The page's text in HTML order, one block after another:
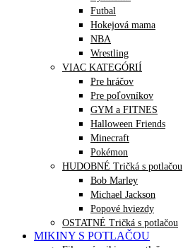
Futbal
Hokejová mama
NBA
Wrestling
VIAC KATEGÓRIÍ
Pre hráčov
Pre poľovníkov
GYM a FITNES
Halloween Friends
Minecraft
Pokémon
HUDOBNÉ Tričká s potlačou
Bob Marley
Michael Jackson
Popové hviezdy
OSTATNÉ Tričká s potlačou
MIKINY S POTLAČOU